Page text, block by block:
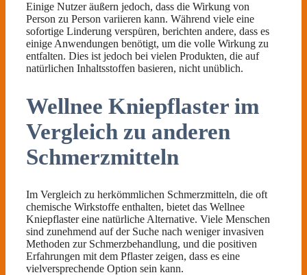
Einige Nutzer äußern jedoch, dass die Wirkung von
Person zu Person variieren kann. Während viele eine
sofortige Linderung verspüren, berichten andere, dass es
einige Anwendungen benötigt, um die volle Wirkung zu
entfalten. Dies ist jedoch bei vielen Produkten, die auf
natürlichen Inhaltsstoffen basieren, nicht unüblich.
Wellnee Kniepflaster im
Vergleich zu anderen
Schmerzmitteln
Im Vergleich zu herkömmlichen Schmerzmitteln, die oft
chemische Wirkstoffe enthalten, bietet das Wellnee
Kniepflaster eine natürliche Alternative. Viele Menschen
sind zunehmend auf der Suche nach weniger invasiven
Methoden zur Schmerzbehandlung, und die positiven
Erfahrungen mit dem Pflaster zeigen, dass es eine
vielversprechende Option sein kann.